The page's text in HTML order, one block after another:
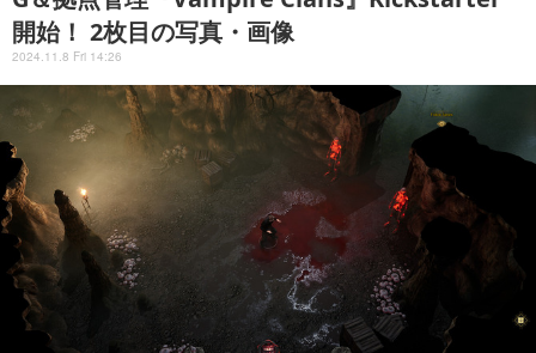
開始！ 2枚目の写真・画像
2024.11.8 Fri 14:26